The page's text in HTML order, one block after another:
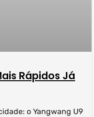
Rápidos Já
o Yangwang U9